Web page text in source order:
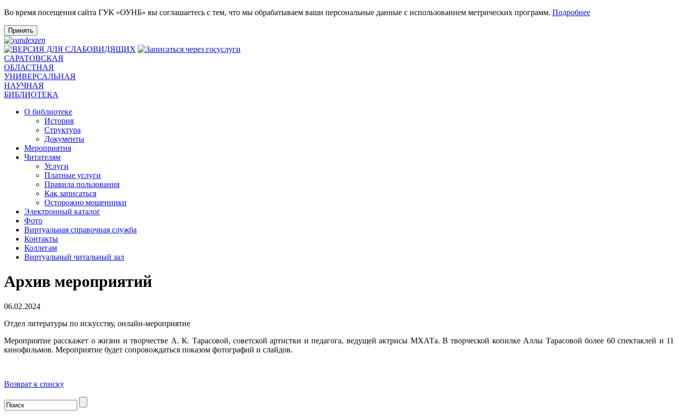
Во время посещения сайта ГУК «ОУНБ» вы соглашаетесь с тем, что мы обрабатываем ваши персональные данные с использованием метрических программ. Подробнее
Принять
САРАТОВСКАЯ
ОБЛАСТНАЯ
УНИВЕРСАЛЬНАЯ
НАУЧНАЯ
БИБЛИОТЕКА
О библиотеке
История
Структура
Документы
Мероприятия
Читателям
Услуги
Платные услуги
Правила пользования
Как записаться
Осторожно мошенники
Электронный каталог
Фото
Виртуальная справочная служба
Контакты
Коллегам
Виртуальный читальный зал
Архив мероприятий
06.02.2024
Отдел литературы по искусству, онлайн-мероприятие
Мероприятие расскажет о жизни и творчестве А. К. Тарасовой, советской артистки и педагога, ведущей актрисы МХАТа. В творческой копилке Аллы Тарасовой более 60 спектаклей и 11
кинофильмов. Мероприятие будет сопровождаться показом фотографий и слайдов.
Возврат к списку